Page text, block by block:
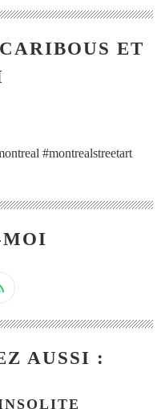
ET
#montrealstreetart
AUSSI :